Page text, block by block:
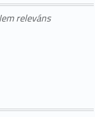
releváns